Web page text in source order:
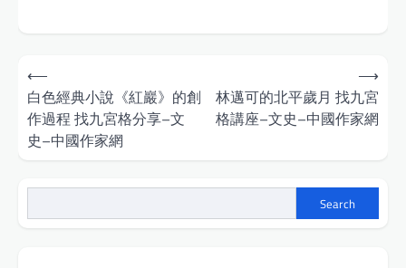
Post
navigation
⟵
白色經典小說《紅巖》的創
作過程 找九宮格分享–文
史–中國作家網
林邁可的北平歲月 找九宮
格講座–文史–中國作家網
⟶
Search